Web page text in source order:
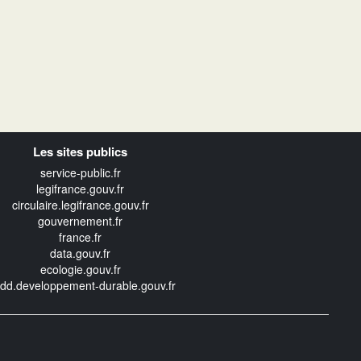
Les sites publics
service-public.fr
legifrance.gouv.fr
circulaire.legifrance.gouv.fr
gouvernement.fr
france.fr
data.gouv.fr
ecologie.gouv.fr
durable.gouv.fr